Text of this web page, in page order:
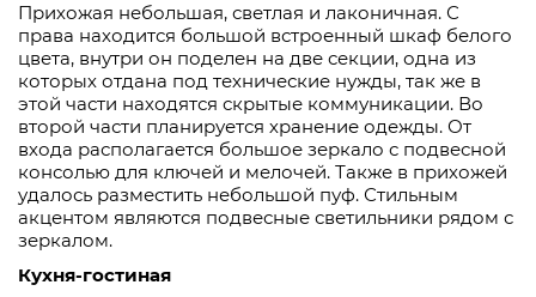
Прихожая небольшая, светлая и лаконичная. С
права находится большой встроенный шкаф белого
цвета, внутри он поделен на две секции, одна из
которых отдана под технические нужды, так же в
этой части находятся скрытые коммуникации. Во
второй части планируется хранение одежды. От
входа располагается большое зеркало с подвесной
консолью для ключей и мелочей. Также в прихожей
удалось разместить небольшой пуф. Стильным
акцентом являются подвесные светильники рядом с
зеркалом.
Кухня-гостиная